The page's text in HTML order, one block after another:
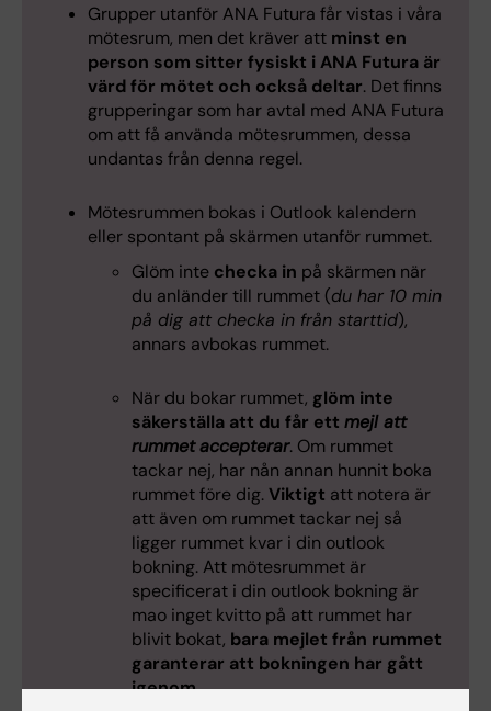
Grupper utanför ANA Futura får vistas i våra
mötesrum, men det kräver att minst en
person som sitter fysiskt i ANA Futura är
värd för mötet och också deltar. Det finns
grupperingar som har avtal med ANA Futura
om att få använda mötesrummen, dessa
undantas från denna regel.
Mötesrummen bokas i Outlook kalendern
eller spontant på skärmen utanför rummet.
Glöm inte checka in på skärmen när
du anländer till rummet (du har 10 min
på dig att checka in från starttid),
annars avbokas rummet.
När du bokar rummet, glöm inte
säkerställa att du får ett mejl att
rummetaccepterar. Om rummet
tackar nej, har nån annan hunnit boka
rummet före dig.Viktigt att notera är
att även om rummet tackar nej så
ligger rummet kvar i din outlook
bokning. Att mötesrummet är
specificerat i din outlook bokning är
mao inget kvitto på att rummet har
blivit bokat, bara mejlet från rummet
garanterar att bokningen har gått
igenom.